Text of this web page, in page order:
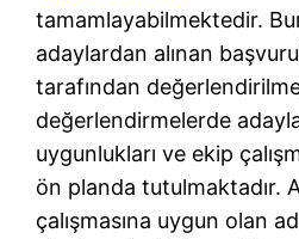
tamamlayabilmektedir.
adaylardan alınan
tarafından
değerlendirmelerde
uygunlukları ve ekip
ön planda tutulmaktadır.
çalışmasına uygun olan